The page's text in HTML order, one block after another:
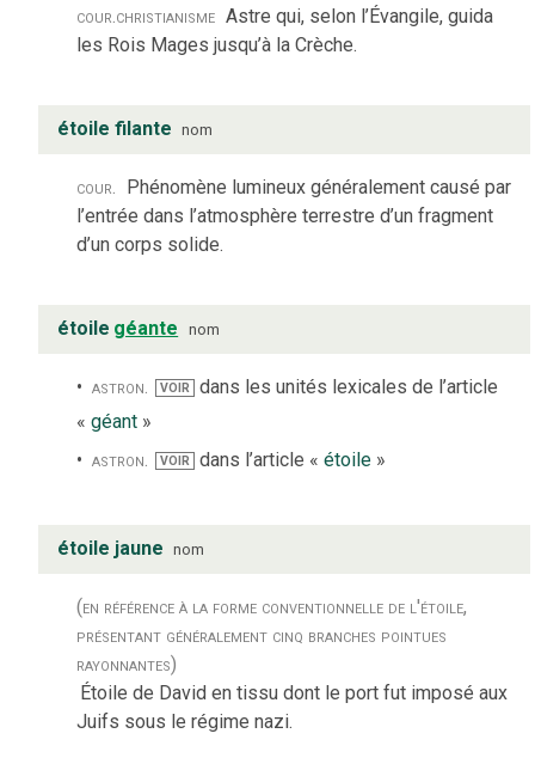
cour.christianisme Astre qui, selon l’Évangile, guida
les Rois Mages jusqu’à la Crèche.
étoile filante nom
cour. Phénomène lumineux généralement causé par
l’entrée dans l’atmosphère terrestre d’un fragment
d’un corps solide.
étoile géante nom
astron. VOIR dans les unités lexicales de l’article
« géant »
astron.
VOIR dans l’article « étoile»
étoile jaune nom
(en référence à la forme conventionnelle de l'étoile,
présentant généralement cinq branches pointues
rayonnantes)
Étoile de David en tissu dont le port fut imposé aux
Juifs sous le régime nazi.